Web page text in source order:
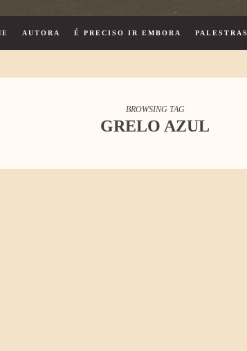
AUTORA É PRECISO IR EMBORA PALESTRAS
BROWSING TAG
GRELO AZUL